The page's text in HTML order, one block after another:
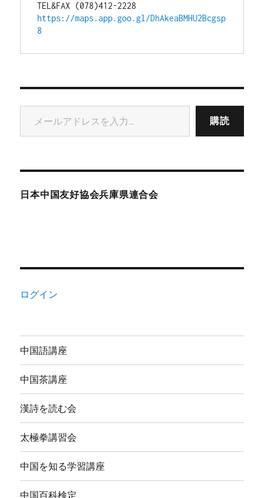
TEL&FAX (078)412-2228
https://maps.app.goo.gl/DhAkeaBMHU2Bcgsp
8
メールアドレスを入力...
購読
日本中国友好協会兵庫県連合会
ログイン
中国語講座
中国茶講座
漢詩を読む会
太極拳講習会
中国を知る学習講座
中国百科検定